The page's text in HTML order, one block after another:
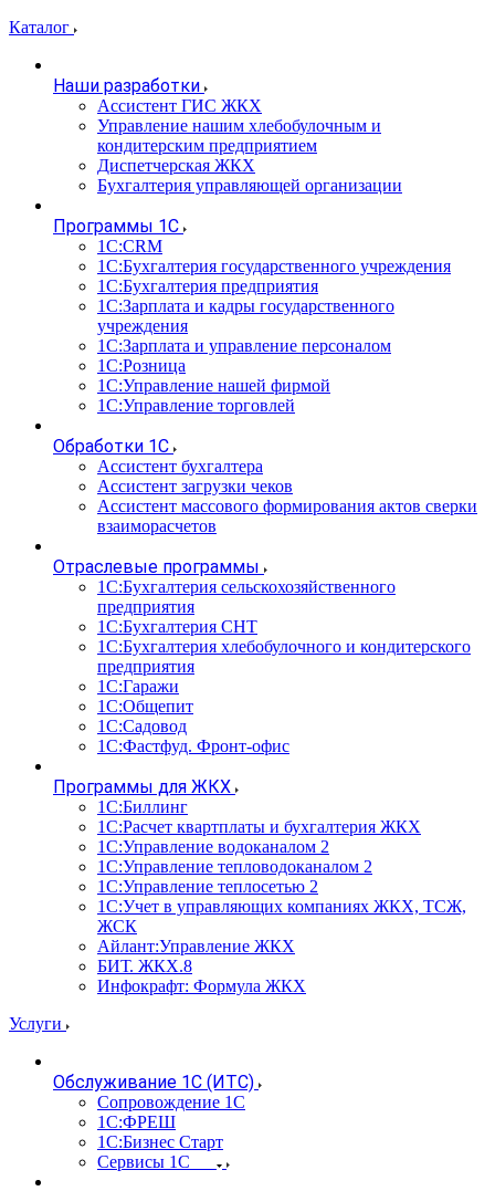
Каталог
Наши разработки
Ассистент ГИС ЖКХ
Управление нашим хлебобулочным и
кондитерским предприятием
Диспетчерская ЖКХ
Бухгалтерия управляющей организации
Программы 1С
1С:CRM
1С:Бухгалтерия государственного учреждения
1С:Бухгалтерия предприятия
1С:Зарплата и кадры государственного
учреждения
1С:Зарплата и управление персоналом
1С:Розница
1С:Управление нашей фирмой
1С:Управление торговлей
Обработки 1С
Ассистент бухгалтера
Ассистент загрузки чеков
Ассистент массового формирования актов сверки
взаиморасчетов
Отраслевые программы
1С:Бухгалтерия сельскохозяйственного
предприятия
1С:Бухгалтерия СНТ
1С:Бухгалтерия хлебобулочного и кондитерского
предприятия
1С:Гаражи
1С:Общепит
1С:Садовод
1С:Фастфуд. Фронт-офис
Программы для ЖКХ
1С:Биллинг
1С:Расчет квартплаты и бухгалтерия ЖКХ
1С:Управление водоканалом 2
1С:Управление тепловодоканалом 2
1С:Управление теплосетью 2
1С:Учет в управляющих компаниях ЖКХ, ТСЖ,
ЖСК
Айлант:Управление ЖКХ
БИТ. ЖКХ.8
Инфокрафт: Формула ЖКХ
Услуги
Обслуживание 1С (ИТС)
Сопровождение 1С
1С:ФРЕШ
1С:Бизнес Старт
Сервисы 1С